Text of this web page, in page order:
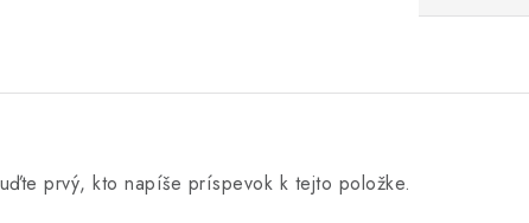
prvý, kto napíše príspevok k tejto položke.